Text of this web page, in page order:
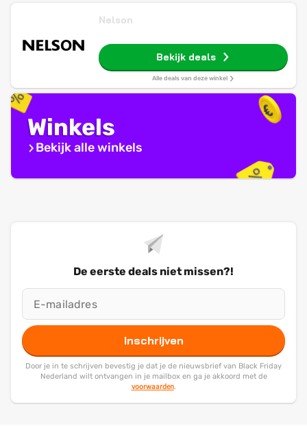
Nelson
Bekijk deals
Alle deals van deze winkel
Winkels
Bekijk alle winkels
De eerste deals niet missen?!
Inschrijven
Door je in te schrijven bevestig je dat je de nieuwsbrief van Black Friday
Nederland wilt ontvangen in je mailbox en ga je akkoord met de
voorwaarden.